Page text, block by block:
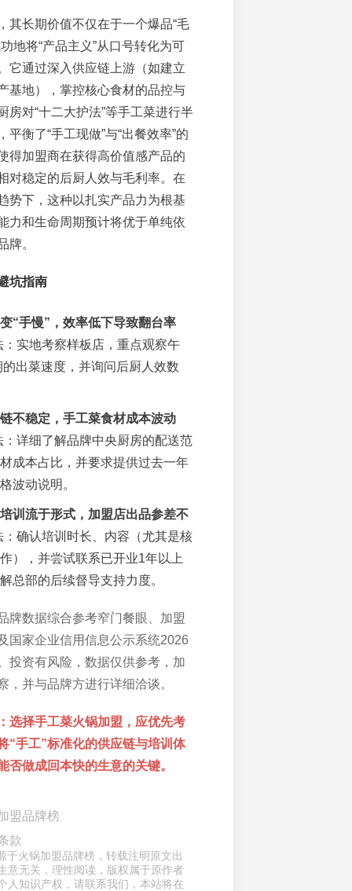
其长期价值不仅在于一个爆品“毛
地将“产品主义”从口号转化为可
它通过深入供应链上游（如建立
基地），掌控核心食材的品控与
房对“十二大护法”等手工菜进行半
平衡了“手工现做”与“出餐效率”的
得加盟商在获得高价值感产品的
对稳定的后厨人效与毛利率。在
势下，这种以扎实产品力为根基
力和生命周期预计将优于单纯依
牌。
坑指南
“手慢”，效率低下导致翻台率
实地考察样板店，重点观察午
出菜速度，并询问后厨人效数
不稳定，手工菜食材成本波动
详细了解品牌中央厨房的配送范
成本占比，并要求提供过去一年
波动说明。
训流于形式，加盟店出品参差不
确认培训时长、内容（尤其是核
），并尝试联系已开业1年以上
总部的后续督导支持力度。
牌数据综合参考窄门餐眼、加盟
国家企业信用信息公示系统2026
投资有风险，数据仅供参考，加
，并与品牌方进行详细洽谈。
选择手工菜火锅加盟，应优先考
“手工”标准化的供应链与培训体
否做成回本快的生意的关键。
盟品牌榜
款
于火锅加盟品牌榜，转载注明原文出
意无关，理性阅读，版权属于原作者
人知识产权，请联系我们，本站将在